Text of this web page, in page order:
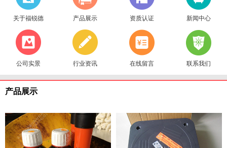
关于福锐德 产品展示 资质认证 新闻中心
公司实景 行业资讯 在线留言 联系我们
产品展示